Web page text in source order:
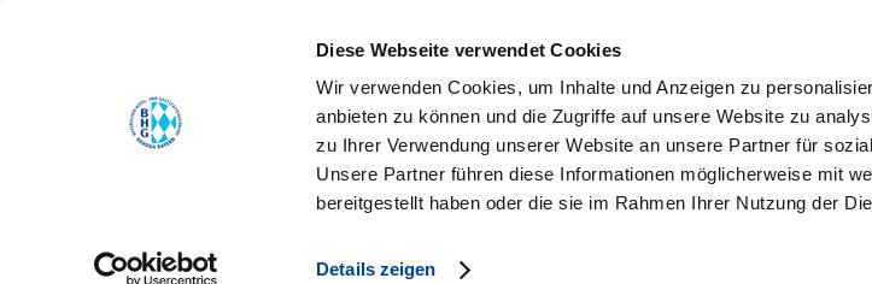
Diese Webseite verwendet Cookies
Wir verwenden Cookies, um Inhalte und Anzeigen zu
anbieten zu können und die Zugriffe auf unsere Website zu
zu Ihrer Verwendung unserer Website an unsere Partner für
Unsere Partner führen diese Informationen möglicherweise mit
bereitgestellt haben oder die sie im Rahmen Ihrer Nutzung der
Details zeigen
Hauptamt
Bezirks- und Regionalgeschäftsstellen
Ehrenamt